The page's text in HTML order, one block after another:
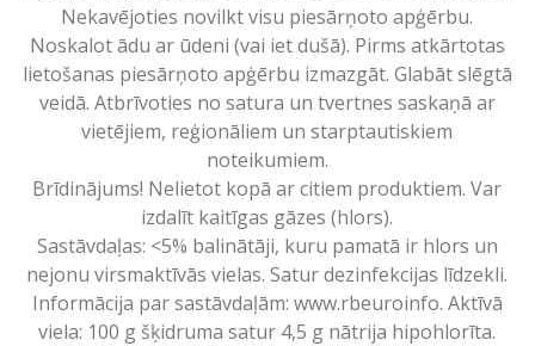
Nekavējoties novilkt visu piesārņoto apģērbu.
Noskalot ādu ar ūdeni (vai iet dušā). Pirms atkārtotas
lietošanas piesārņoto apģērbu izmazgāt. Glabāt slēgtā
veidā. Atbrīvoties no satura un tvertnes saskaņā ar
vietējiem, reģionāliem un starptautiskiem
noteikumiem.
Brīdinājums! Nelietot kopā ar citiem produktiem. Var
izdalīt kaitīgas gāzes (hlors).
Sastāvdaļas: <5% balinātāji, kuru pamatā ir hlors un
nejonu virsmaktīvās vielas. Satur dezinfekcijas līdzekli.
Informācija par sastāvdaļām: www.rbeuroinfo. Aktīvā
viela: 100 g šķidruma satur 4,5 g nātrija hipohlorīta.